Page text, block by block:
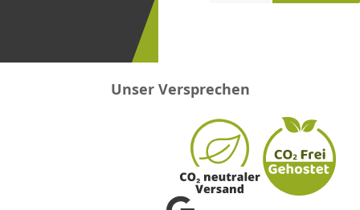
Unser Versprechen